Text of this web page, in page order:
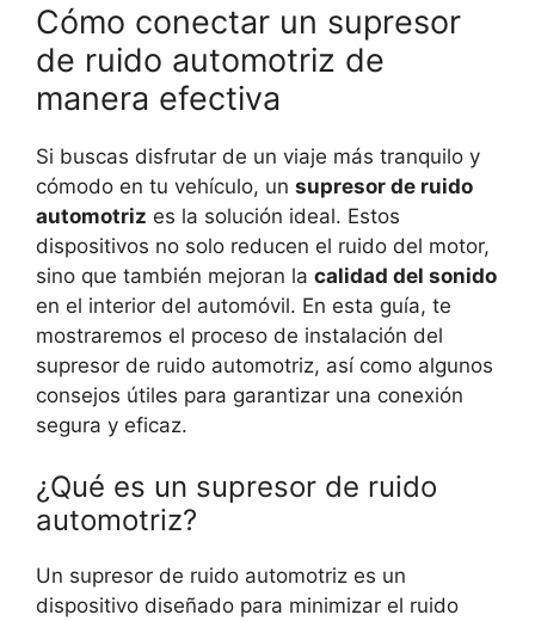
Cómo conectar un supresor
de ruido automotriz de
manera efectiva
Si buscas disfrutar de un viaje más tranquilo y
cómodo en tu vehículo, un supresor de ruido
automotriz es la solución ideal. Estos
dispositivos no solo reducen el ruido del motor,
sino que también mejoran la calidad del sonido
en el interior del automóvil. En esta guía, te
mostraremos el proceso de instalación del
supresor de ruido automotriz, así como algunos
consejos útiles para garantizar una conexión
segura y eficaz.
¿Qué es un supresor de ruido
automotriz?
Un supresor de ruido automotriz es un
dispositivo diseñado para minimizar el ruido